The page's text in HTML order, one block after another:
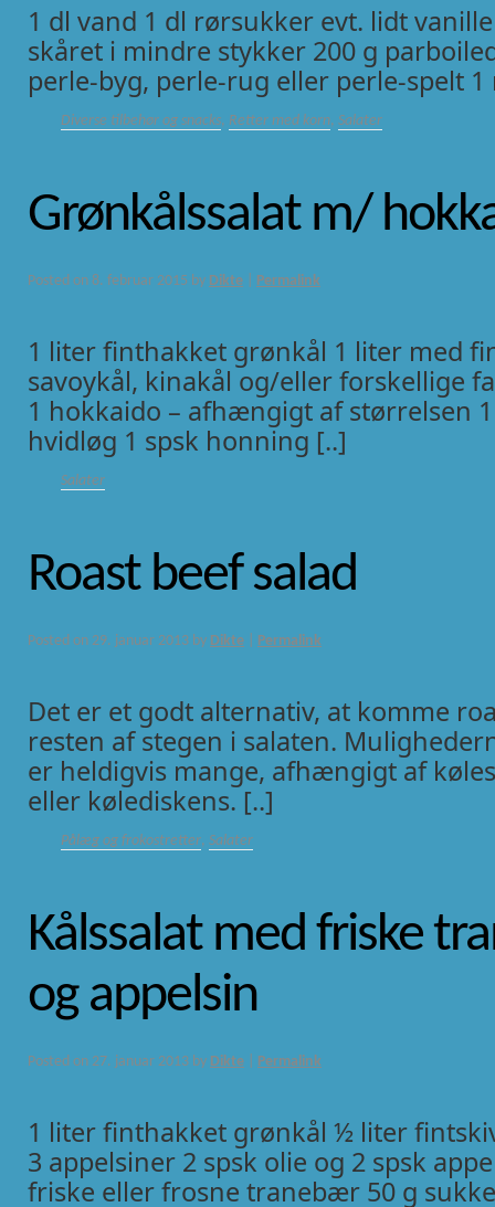
1 dl vand 1 dl rørsukker evt. lidt
skåret i mindre stykker 200 g
perle-byg, perle-rug eller perle-spelt
Diverse tilbehør og snacks, Retter med korn, Salater
Grønkålssalat m/
Posted on 8. februar 2015 by Dikte Permalink
1 liter finthakket grønkål 1 liter med
savoykål, kinakål og/eller forskellige
1 hokkaido – afhængigt af størrelsen
hvidløg 1 spsk honning [..]
Salater
Roast beef salad
Posted on 29. januar 2013 by Dikte Permalink
Det er et godt alternativ, at komme
resten af stegen i salaten.
er heldigvis mange, afhængigt af
eller kølediskens. [..]
Pålæg og frokostretter, Salater
Kålssalat med friske
og appelsin
Posted on 27. januar 2013 by Dikte Permalink
1 liter finthakket grønkål ½ liter
3 appelsiner 2 spsk olie og 2 spsk
friske eller frosne tranebær 50 g